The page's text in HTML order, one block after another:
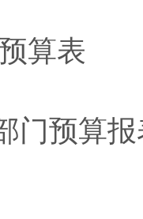
算表
门预算